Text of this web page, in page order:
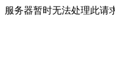
服务器暂时无法处理此请